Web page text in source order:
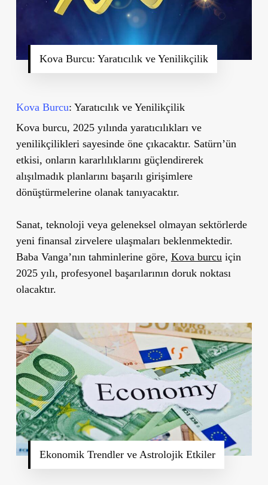
Kova Burcu: Yaratıcılık ve Yenilikçilik
Kova Burcu: Yaratıcılık ve Yenilikçilik
Kova burcu, 2025 yılında yaratıcılıkları ve
yenilikçilikleri sayesinde öne çıkacaktır. Satürn’ün
etkisi, onların kararlılıklarını güçlendirerek
alışılmadık planlarını başarılı girişimlere
dönüştürmelerine olanak tanıyacaktır.
Sanat, teknoloji veya geleneksel olmayan sektörlerde
yeni finansal zirvelere ulaşmaları beklenmektedir.
Baba Vanga’nın tahminlerine göre, Kova burcu için
2025 yılı, profesyonel başarılarının doruk noktası
olacaktır.
Ekonomik Trendler ve Astrolojik Etkiler